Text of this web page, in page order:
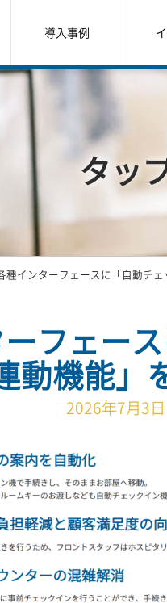
導入事例
タッ
種インターフェースに「自動チ
フェー
動機能」
2026年7月3日